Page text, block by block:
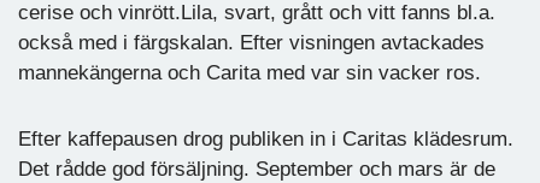
cerise och vinrött.Lila, svart, grått och vitt fanns bl.a.
också med i färgskalan. Efter visningen avtackades
mannekängerna och Carita med var sin vacker ros.
Efter kaffepausen drog publiken in i Caritas klädesrum.
Det rådde god försäljning. September och mars är de